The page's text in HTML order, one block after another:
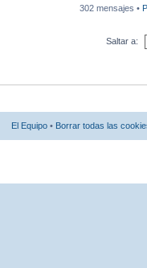
302 mensajes •
Saltar a:
El Equipo • Borrar todas las